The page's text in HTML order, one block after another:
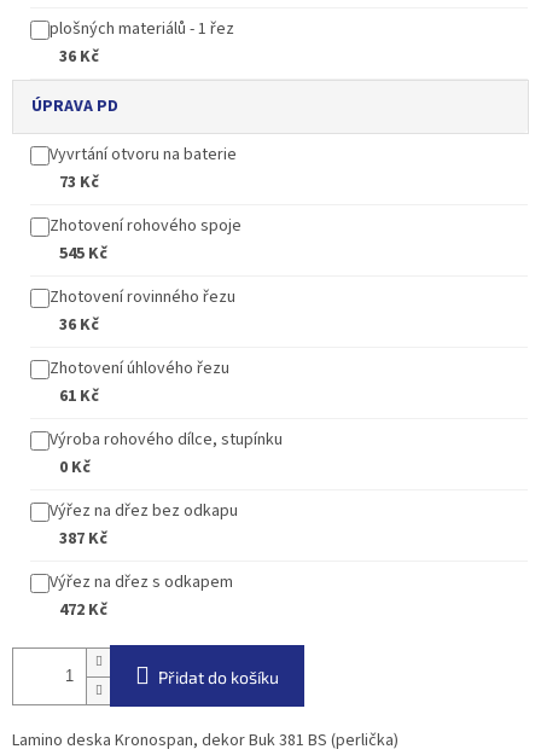
plošných materiálů - 1 řez
36 Kč
ÚPRAVA PD
Vyvrtání otvoru na baterie
73 Kč
Zhotovení rohového spoje
545 Kč
Zhotovení rovinného řezu
36 Kč
Zhotovení úhlového řezu
61 Kč
Výroba rohového dílce, stupínku
0 Kč
Výřez na dřez bez odkapu
387 Kč
Výřez na dřez s odkapem
472 Kč
Přidat do košíku
Lamino deska Kronospan, dekor Buk 381 BS (perlička)